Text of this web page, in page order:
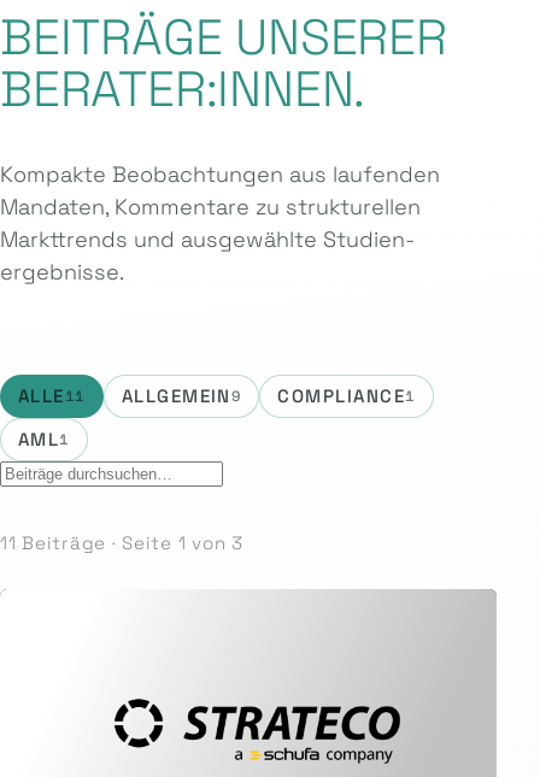
BEITRÄGE UNSERER
BERATER:INNEN.
Kompakte Beobachtungen aus laufenden
Mandaten, Kommentare zu strukturellen
Markttrends und ausgewählte Studien­
ergebnisse.
ALLE11 ALLGEMEIN9 COMPLIANCE1
AML1
11 Beiträge · Seite 1 von 3